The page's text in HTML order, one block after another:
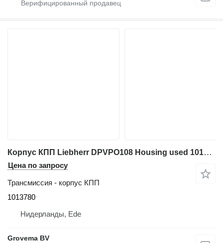
Корпус КПП Liebherr DPVPO108 Housing used 1013780 для строительной техники
Цена по запросу
Трансмиссия - корпус КПП
1013780
Нидерланды, Ede
Grovema BV